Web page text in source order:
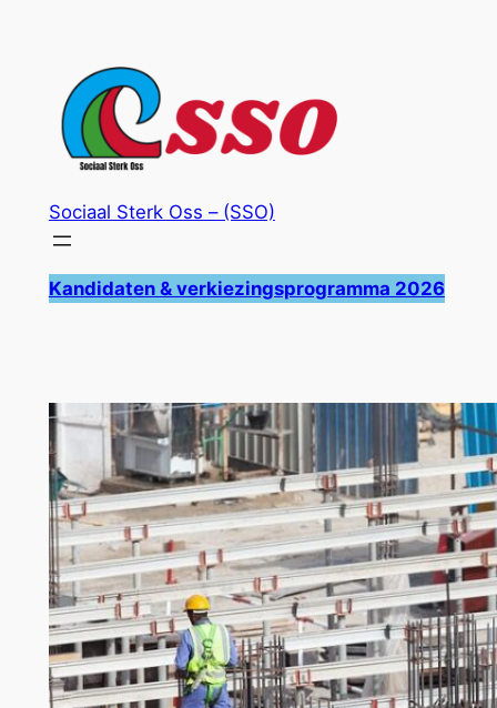
inhoud
Sociaal Sterk Oss – (SSO)
Kandidaten & verkiezingsprogramma 2026